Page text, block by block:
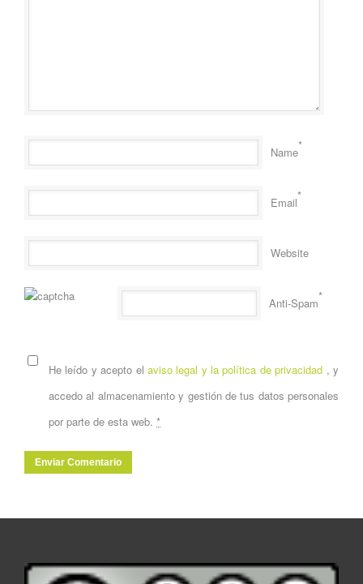
Name*
Email*
Website
Anti-Spam*
He leído y acepto el aviso legal y la política de privacidad , y
accedo al almacenamiento y gestión de tus datos personales
por parte de esta web. *